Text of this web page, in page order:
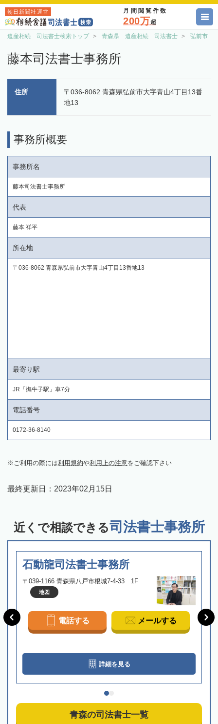
朝日新聞社運営 月間閲覧件数
200万超
遺産相続 司法書士検索トップ 青森県 遺産相続 司法書士 弘前市
藤本司法書士事務所
住所
〒036-8062 青森県弘前市大字青山4丁目13番
地13
事務所概要
事務所名
藤本司法書士事務所
代表
藤本 祥平
所在地
〒036-8062 青森県弘前市大字青山4丁目13番地13
最寄り駅
JR「撫牛子駅」車7分
電話番号
0172-36-8140
ご利用の際には利用規約や利用上の注意をご確認下さい
最終更新日： 2023年02月15日
近くで相談できる司法書士事務所
石動龍司法書士事務所
〒039-1166 青森県八戸市根城7-4-33 1F
地図
電話する メールする
詳細を見る
青森の司法書士一覧